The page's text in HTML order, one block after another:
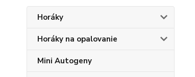
Horáky
Horáky na opalovanie
Mini Autogeny